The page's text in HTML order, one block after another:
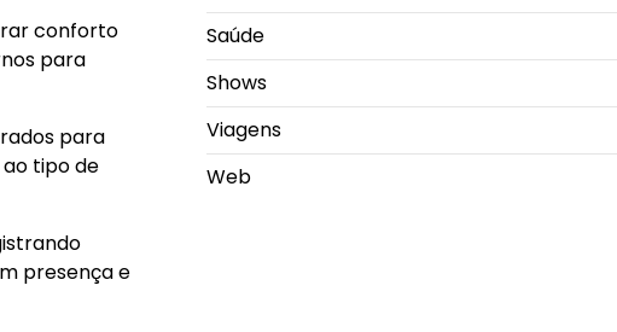
conforto
para
para
tipo de
presença e
Saúde
Shows
Viagens
Web